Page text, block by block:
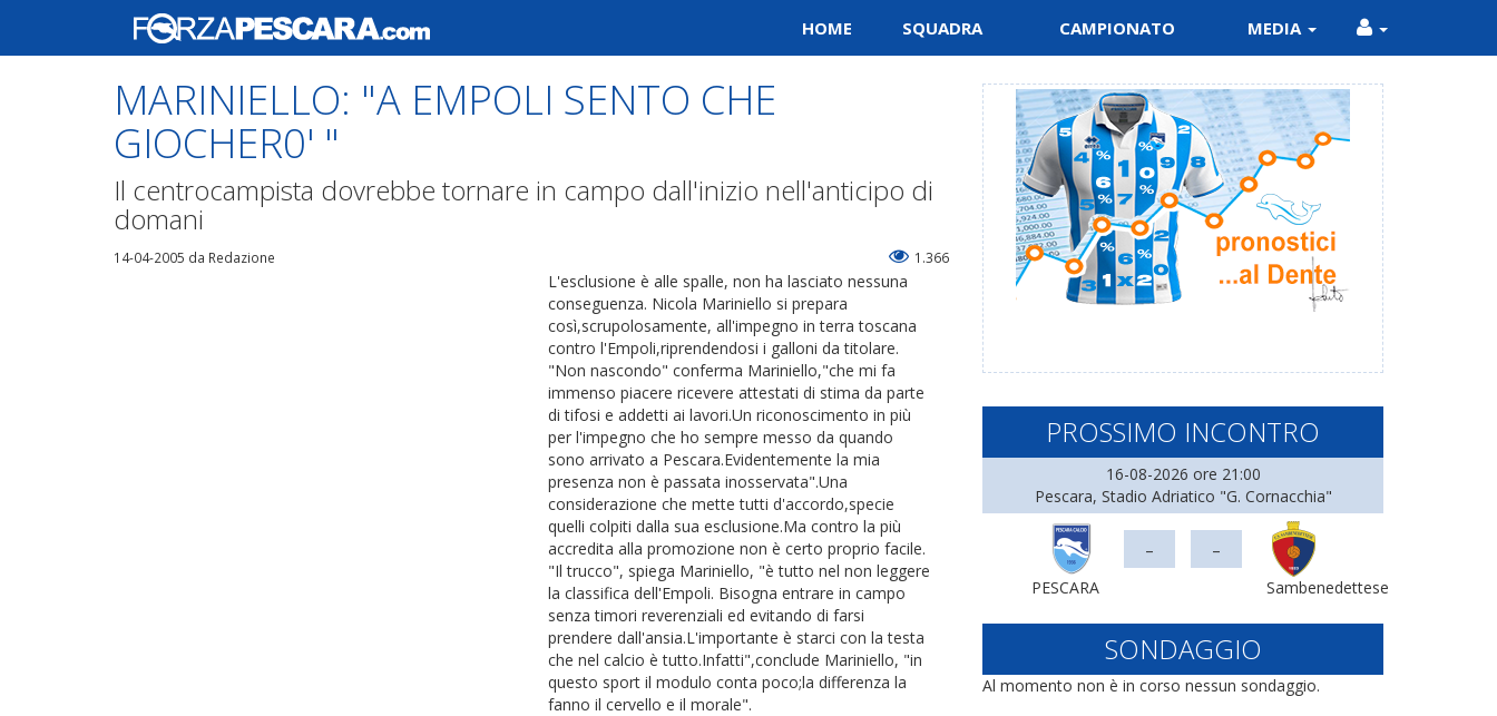
HOME SQUADRA CAMPIONATO MEDIA
MARINIELLO: "A EMPOLI SENTO CHE
GIOCHER0' "
Il centrocampista dovrebbe tornare in campo dall'inizio nell'anticipo di
domani
14-04-2005 da Redazione 1.366
L'esclusione è alle spalle, non ha lasciato nessuna
conseguenza. Nicola Mariniello si prepara
così,scrupolosamente, all'impegno in terra toscana
contro l'Empoli,riprendendosi i galloni da titolare.
"Non nascondo" conferma Mariniello,"che mi fa
immenso piacere ricevere attestati di stima da parte
di tifosi e addetti ai lavori.Un riconoscimento in più
per l'impegno che ho sempre messo da quando
sono arrivato a Pescara.Evidentemente la mia
presenza non è passata inosservata".Una
considerazione che mette tutti d'accordo,specie
quelli colpiti dalla sua esclusione.Ma contro la più
accredita alla promozione non è certo proprio facile.
"Il trucco", spiega Mariniello, "è tutto nel non leggere
la classifica dell'Empoli. Bisogna entrare in campo
senza timori reverenziali ed evitando di farsi
prendere dall'ansia.L'importante è starci con la testa
che nel calcio è tutto.Infatti",conclude Mariniello, "in
questo sport il modulo conta poco;la differenza la
fanno il cervello e il morale".
PROSSIMO INCONTRO
16-08-2026 ore 21:00
Pescara, Stadio Adriatico "G. Cornacchia"
PESCARA
- -
Sambenedettese
SONDAGGIO
Al momento non è in corso nessun sondaggio.